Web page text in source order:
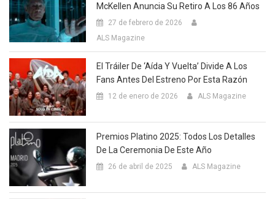
McKellen Anuncia Su Retiro A Los 86 Años
27 de febrero de 2026
ALS Magazine
El Tráiler De ‘Aída Y Vuelta’ Divide A Los
Fans Antes Del Estreno Por Esta Razón
12 de enero de 2026 ALS Magazine
Premios Platino 2025: Todos Los Detalles
De La Ceremonia De Este Año
26 de abril de 2025 ALS Magazine